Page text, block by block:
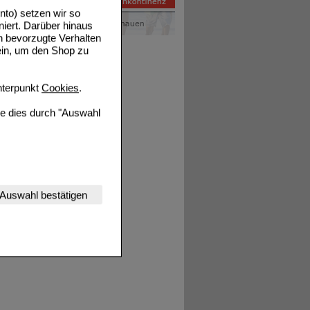
setzen wir so
Darüber hinaus
bevorzugte Verhalten
um den Shop zu
Cookies.
dies durch "Auswahl
Website
werden kann.
(z.B.
Website aber
Auswahl bestätigen